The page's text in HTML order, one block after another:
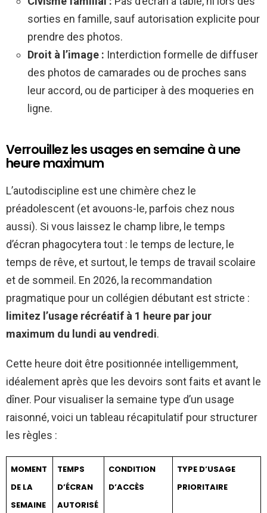
sorties en famille, sauf autorisation explicite pour
prendre des photos.
Droit à l’image : Interdiction formelle de diffuser
des photos de camarades ou de proches sans
leur accord, ou de participer à des moqueries en
ligne.
Verrouillez les usages en semaine à une
heure maximum
L’autodiscipline est une chimère chez le
préadolescent (et avouons-le, parfois chez nous
aussi). Si vous laissez le champ libre, le temps
d’écran phagocytera tout : le temps de lecture, le
temps de rêve, et surtout, le temps de travail scolaire
et de sommeil. En 2026, la recommandation
pragmatique pour un collégien débutant est stricte :
limitez l’usage récréatif à 1 heure par jour
maximum du lundi au vendredi.
Cette heure doit être positionnée intelligemment,
idéalement après que les devoirs sont faits et avant le
dîner. Pour visualiser la semaine type d’un usage
raisonné, voici un tableau récapitulatif pour structurer
les règles :
MOMENT
DE LA
SEMAINE
TEMPS
D’ÉCRAN
AUTORISÉ
CONDITION
D’ACCÈS
TYPE D’USAGE
PRIORITAIRE